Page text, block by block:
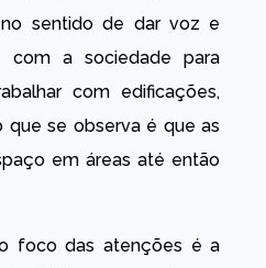
sentido de dar voz e
com a sociedade para
com edificações,
que se observa é que as
em áreas até então
foco das atenções é a